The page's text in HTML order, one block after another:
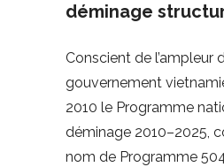
déminage
Conscient de l’ampleur
gouvernement
2010 le Programme
déminage 2010–2025,
nom de Programme